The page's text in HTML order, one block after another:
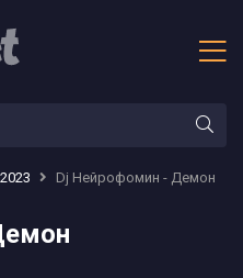
Dj Нейрофомин - Демон